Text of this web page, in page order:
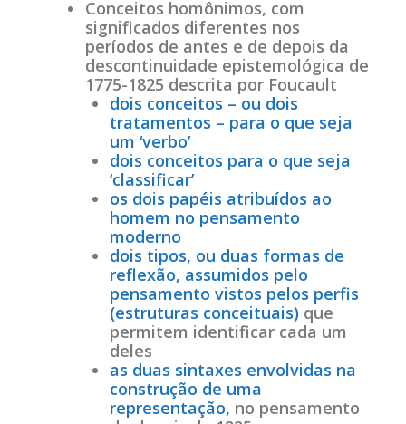
Conceitos homônimos, com
significados diferentes nos
períodos de antes e de depois da
descontinuidade epistemológica de
1775-1825 descrita por Foucault
dois conceitos – ou dois
tratamentos – para o que seja
um ‘verbo’
dois conceitos para o que seja
‘classificar’
os dois papéis atribuídos ao
homem no pensamento
moderno
dois tipos, ou duas formas de
reflexão, assumidos pelo
pensamento vistos pelos perfis
(estruturas conceituais) que
permitem identificar cada um
deles
as duas sintaxes envolvidas na
construção de uma
representação, no pensamento